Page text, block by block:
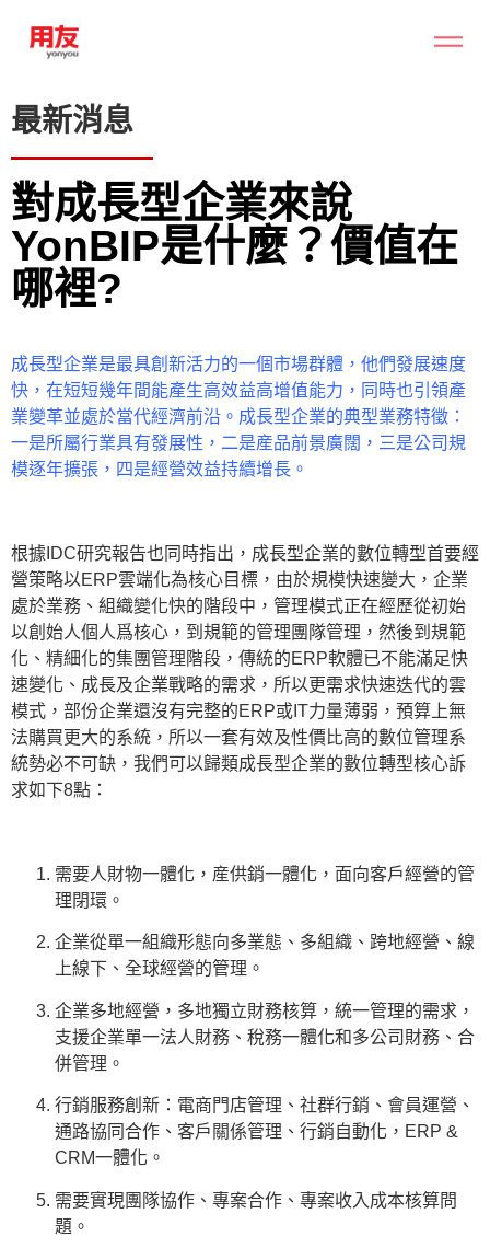
最新消息
對成長型企業來說
YonBIP是什麼？價值在
哪裡?
成長型企業是最具創新活力的一個市場群體，他們發展速度
快，在短短幾年間能產生高效益高增值能力，同時也引領產
業變革並處於當代經濟前沿。成長型企業的典型業務特徵：
一是所屬行業具有發展性，二是産品前景廣闊，三是公司規
模逐年擴張，四是經營效益持續增長。
根據IDC研究報告也同時指出，成⻑型企業的數位轉型首要經
營策略以ERP雲端化為核⼼⽬標，由於規模快速變大，企業
處於業務、組織變化快的階段中，管理模式正在經歷從初始
以創始人個人爲核心，到規範的管理團隊管理，然後到規範
化、精細化的集團管理階段，傳統的ERP軟體已不能滿足快
速變化、成長及企業戰略的需求，所以更需求快速迭代的雲
模式，部份企業還沒有完整的ERP或IT力量薄弱，預算上無
法購買更大的系統，所以一套有效及性價比高的數位管理系
統勢必不可缺，我們可以歸類成長型企業的數位轉型核心訴
求如下8點：
需要人財物一體化，産供銷一體化，面向客戶經營的管
理閉環。
企業從單一組織形態向多業態、多組織、跨地經營、線
上線下、全球經營的管理。
企業多地經營，多地獨立財務核算，統一管理的需求，
支援企業單一法人財務、稅務一體化和多公司財務、合
併管理。
行銷服務創新：電商門店管理、社群行銷、會員運營、
通路協同合作、客戶關係管理、行銷自動化，ERP &
CRM一體化。
需要實現團隊協作、專案合作、專案收入成本核算問
題。